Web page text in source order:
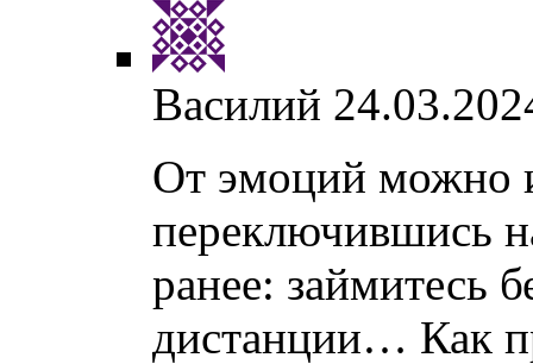
Василий
От эмоций можно
переключившись
ранее: займитесь
дистанции… Как